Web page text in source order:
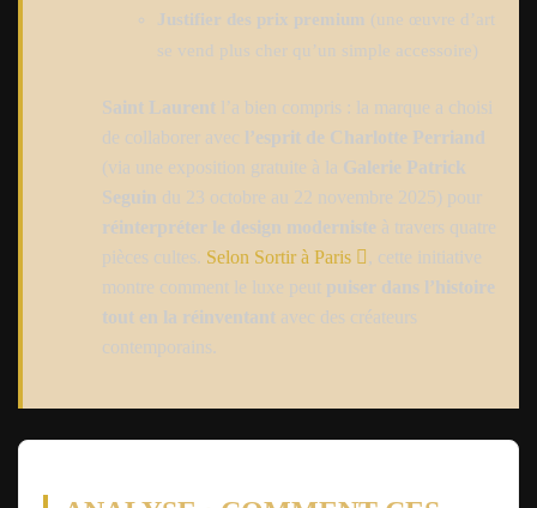
Justifier des prix premium (une œuvre d’art
se vend plus cher qu’un simple accessoire)
Saint Laurent l’a bien compris : la marque a choisi
de collaborer avec l’esprit de Charlotte Perriand
(via une exposition gratuite à la Galerie Patrick
Seguin du 23 octobre au 22 novembre 2025) pour
réinterpréter le design moderniste à travers quatre
pièces cultes. Selon Sortir à Paris
, cette initiative
montre comment le luxe peut puiser dans l’histoire
tout en la réinventant avec des créateurs
contemporains.